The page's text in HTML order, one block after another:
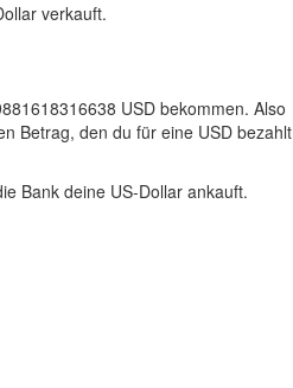
verkauft.
USD bekommen. Also
Betrag, den du für eine USD bezahlt
Bank deine US-Dollar ankauft.